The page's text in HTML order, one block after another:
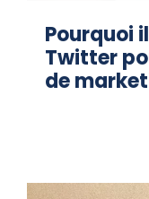
Pourquoi
Twitter
de